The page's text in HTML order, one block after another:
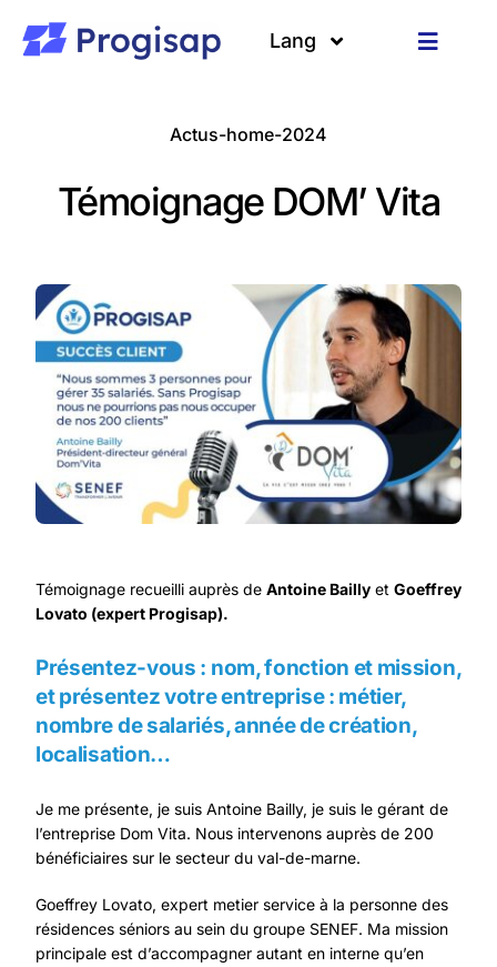
contenu
Toggle
Ressources
Lang
Actus-home-2024
Témoignage DOM’ Vita
Témoignage recueilli auprès de Antoine Baillyet Goeffrey
Lovato (expert Progisap).
Présentez-vous : nom, fonction et mission,
et présentez votre entreprise : métier,
nombre de salariés, année de création,
localisation…
Je me présente, je suis Antoine Bailly, je suis le gérant de
l’entreprise Dom Vita. Nous intervenons auprès de 200
bénéficiaires sur le secteur du val-de-marne.
Goeffrey Lovato, expert metier service à la personne des
résidences séniors au sein du groupe SENEF. Ma mission
principale est d’accompagner autant en interne qu’en